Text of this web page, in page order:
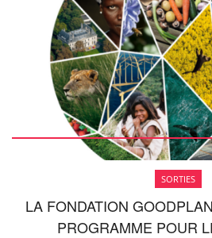
SORTIES
LA FONDATION
PROGRAMME POUR